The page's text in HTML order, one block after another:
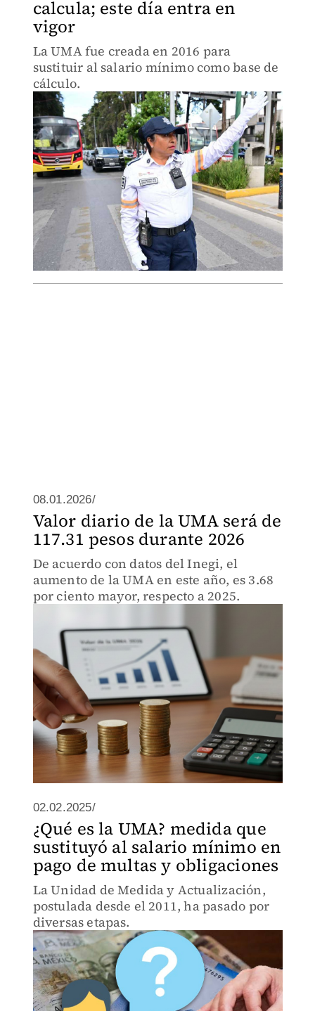
calcula; este día entra en
vigor
La UMA fue creada en 2016 para
sustituir al salario mínimo como base de
cálculo.
08.01.2026/
Valor diario de la UMA será de
117.31 pesos durante 2026
De acuerdo con datos del Inegi, el
aumento de la UMA en este año, es 3.68
por ciento mayor, respecto a 2025.
02.02.2025/
¿Qué es la UMA? medida que
sustituyó al salario mínimo en
pago de multas y obligaciones
La Unidad de Medida y Actualización,
postulada desde el 2011, ha pasado por
diversas etapas.